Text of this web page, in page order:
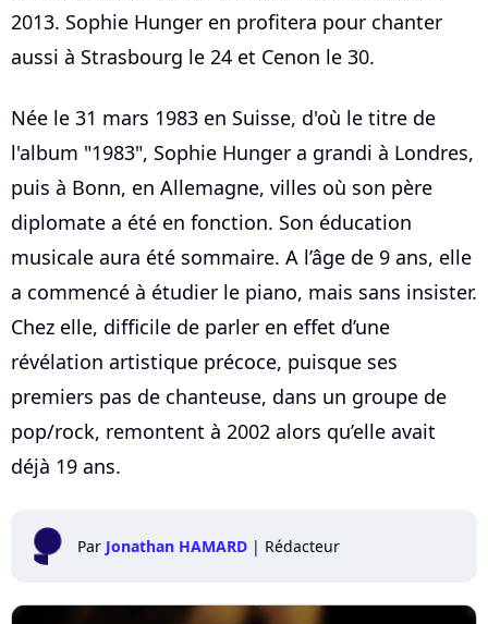
2013. Sophie Hunger en profitera pour chanter
aussi à Strasbourg le 24 et Cenon le 30.
Née le 31 mars 1983 en Suisse, d'où le titre de
l'album "1983", Sophie Hunger a grandi à Londres,
puis à Bonn, en Allemagne, villes où son père
diplomate a été en fonction. Son éducation
musicale aura été sommaire. A l’âge de 9 ans, elle
a commencé à étudier le piano, mais sans insister.
Chez elle, difficile de parler en effet d’une
révélation artistique précoce, puisque ses
premiers pas de chanteuse, dans un groupe de
pop/rock, remontent à 2002 alors qu’elle avait
déjà 19 ans.
Par Jonathan HAMARD | Rédacteur